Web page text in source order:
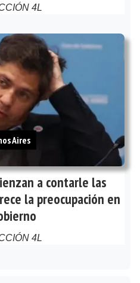
4L
a contarle las
la preocupación en
4L
Aires